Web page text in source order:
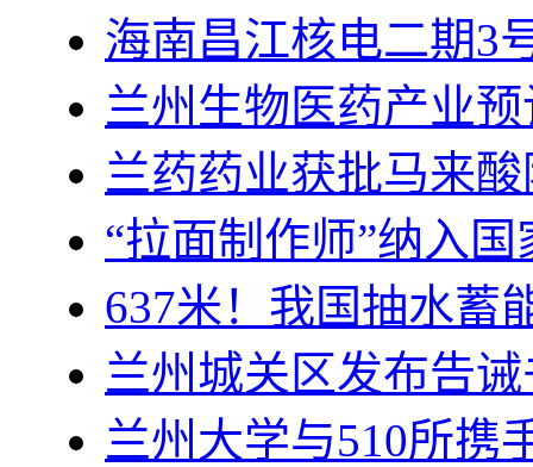
海南昌江核电二期3
兰州生物医药产业
兰药药业获批马来
“拉面制作师”纳入
637米！我国抽水蓄
兰州城关区发布告
兰州大学与510所携